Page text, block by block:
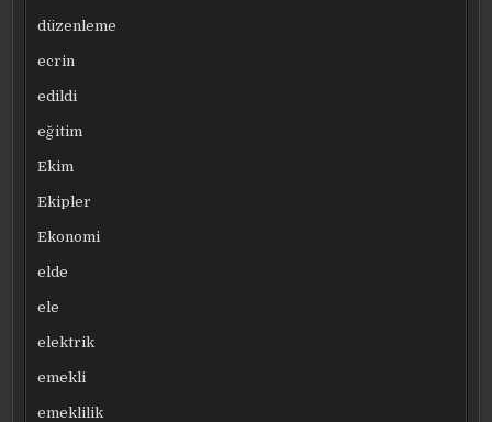
düzenleme
ecrin
edildi
eğitim
Ekim
Ekipler
Ekonomi
elde
ele
elektrik
emekli
emeklilik